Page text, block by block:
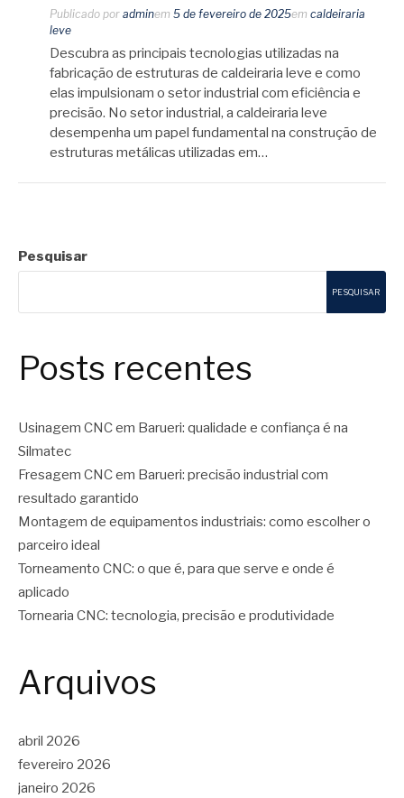
Publicado por adminem 5 de fevereiro de 2025em caldeiraria
leve
Descubra as principais tecnologias utilizadas na
fabricação de estruturas de caldeiraria leve e como
elas impulsionam o setor industrial com eficiência e
precisão. No setor industrial, a caldeiraria leve
desempenha um papel fundamental na construção de
estruturas metálicas utilizadas em…
Pesquisar
PESQUISAR
Posts recentes
Usinagem CNC em Barueri: qualidade e confiança é na
Silmatec
Fresagem CNC em Barueri: precisão industrial com
resultado garantido
Montagem de equipamentos industriais: como escolher o
parceiro ideal
Torneamento CNC: o que é, para que serve e onde é
aplicado
Tornearia CNC: tecnologia, precisão e produtividade
Arquivos
abril 2026
fevereiro 2026
janeiro 2026